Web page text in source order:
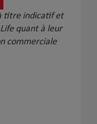
titre indicatif et
quant à leur
commerciale